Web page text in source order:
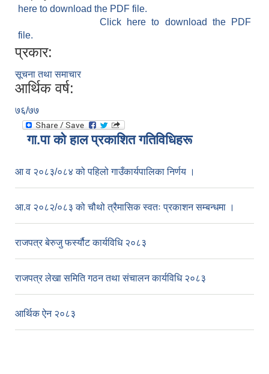
here to download the PDF file.
Click here to download the PDF
file.
प्रकार:
सूचना तथा समाचार
आर्थिक वर्ष:
७६/७७
गा.पा काे हाल प्रकाशित गतिविधिहरू
आ व २०८३/०८४ को पहिलो गाउँकार्यपालिका निर्णय ।
आ.व २०८२/०८३ को चौथो त्रैमासिक स्वतः प्रकाशन सम्बन्धमा ।
राजपत्र बेरुजु फर्स्यौट कार्यविधि २०८३
राजपत्र लेखा समिति गठन तथा संचालन कार्यविधि २०८३
आर्थिक ऐन २०८३